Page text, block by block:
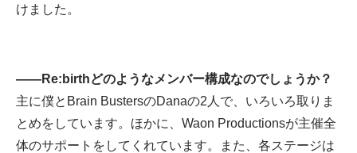
けました。
——Re:birthどのようなメンバー構成なのでしょうか？
主に僕とBrain BustersのDanaの2人で、いろいろ取りま
とめをしています。ほかに、Waon Productionsが主催全
体のサポートをしてくれています。また、各ステージは